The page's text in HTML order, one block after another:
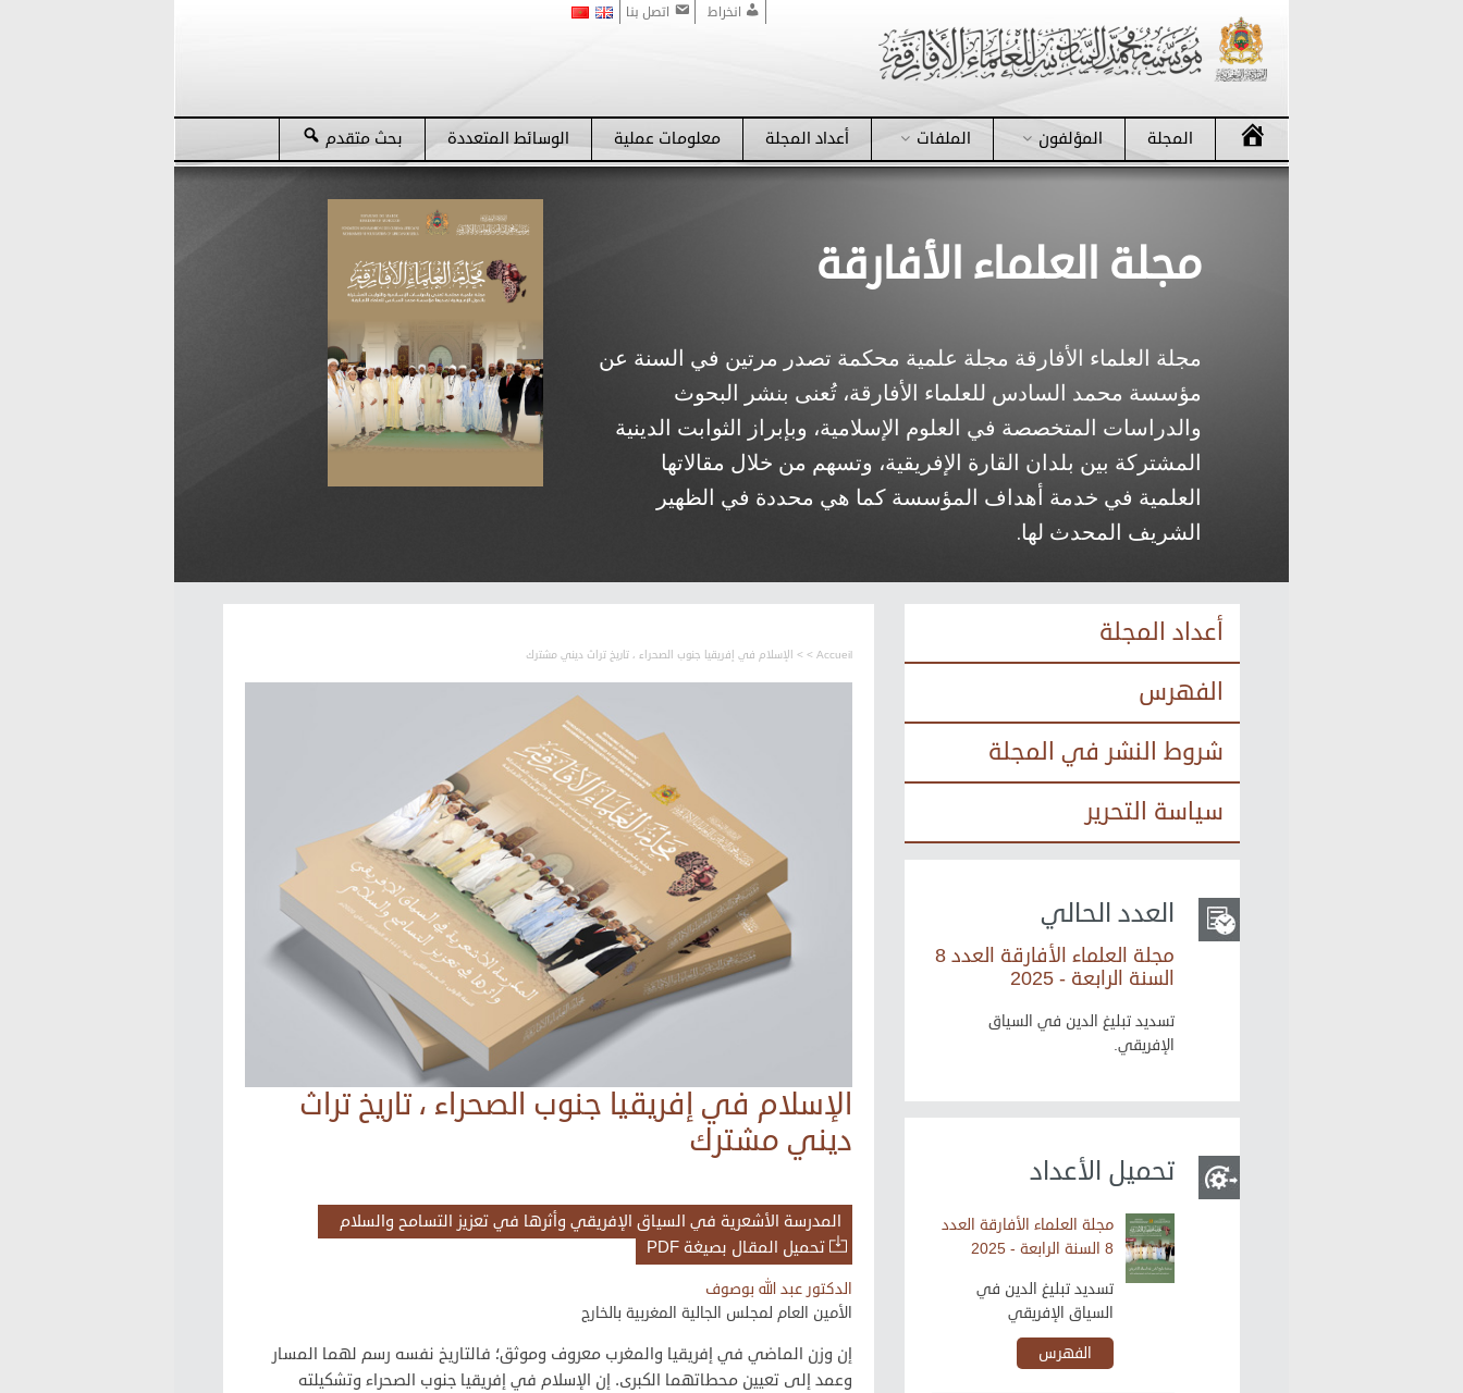
اتصل بنا انخراط
ل
المجلة المؤلفون الملفات أعداد المجلة معلومات عملية الوسائط المتعددة بحث متقدم
مجلة العلماء الأفارقة
مجلة العلماء الأفارقة مجلة علمية محكمة تصدر مرتين في السنة عن
مؤسسة محمد السادس للعلماء الأفارقة، تُعنى بنشر البحوث
والدراسات المتخصصة في العلوم الإسلامية، وبإبراز الثوابت الدينية
المشتركة بين بلدان القارة الإفريقية، وتسهم من خلال مقالاتها
العلمية في خدمة أهداف المؤسسة كما هي محددة في الظهير
الشريف المحدث لها.
Accueil
> > الإسلام في إفريقيا جنوب الصحراء ، تاريخ تراث ديني مشترك
الإسلام في إفريقيا جنوب الصحراء ، تاريخ تراث
ديني مشترك
المدرسة الأشعرية في السياق الإفريقي وأثرها في تعزيز التسامح والسلام
تحميل المقال بصيغة PDF
الدكتور عبد الله بوصوف
الأمين العام لمجلس الجالية المغربية بالخارج
إن وزن الماضي في إفريقيا والمغرب معروف وموثق؛ فالتاريخ نفسه رسم لهما المسار
وعمد إلى تعيين محطاتهما الكبرى. إن الإسلام في إفريقيا جنوب الصحراء وتشكيلته
أعداد المجلة
الفهرس
شروط النشر في المجلة
سياسة التحرير
العدد الحالي
مجلة العلماء الأفارقة العدد 8
السنة الرابعة - 2025
تسديد تبليغ الدين في السياق
الإفريقي.
تحميل الأعداد
مجلة العلماء الأفارقة العدد
8 السنة الرابعة - 2025
تسديد تبليغ الدين في
السياق الإفريقي
الفهرس